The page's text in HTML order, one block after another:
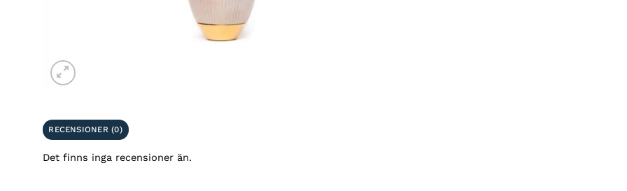
RECENSIONER (0)
Det finns inga recensioner än.